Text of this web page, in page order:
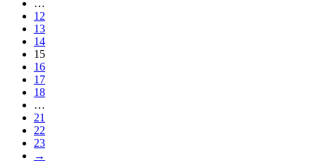
…
12
13
14
15
16
17
18
…
21
22
23
→